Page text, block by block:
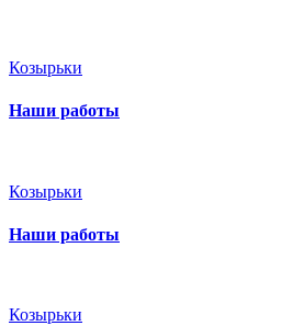
Козырьки
Наши работы
Козырьки
Наши работы
Козырьки